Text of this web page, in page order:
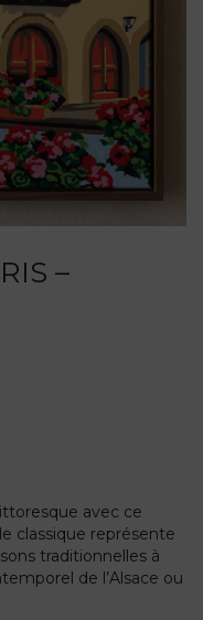
–
avec ce
classique représente
traditionnelles à
de l’Alsace ou